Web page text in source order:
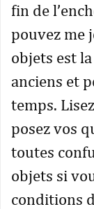
fin de
pouvez me
objets est
anciens et
temps.
posez vos
toutes
objets si
conditions